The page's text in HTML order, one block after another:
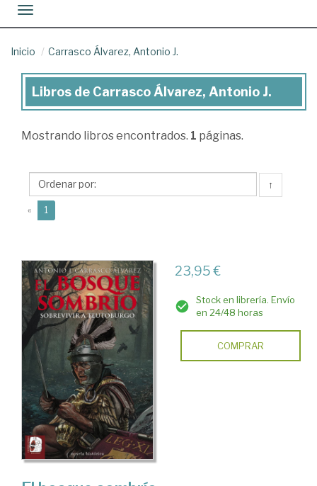
Toggle navigation
Inicio Carrasco Álvarez, Antonio J.
Libros
Carrasco
Antonio
J.
Libros de Carrasco Álvarez, Antonio J.
Mostrando libros encontrados. 1 páginas.
↑
« 1
23,95 €
Stock en librería. Envío
en 24/48 horas
COMPRAR